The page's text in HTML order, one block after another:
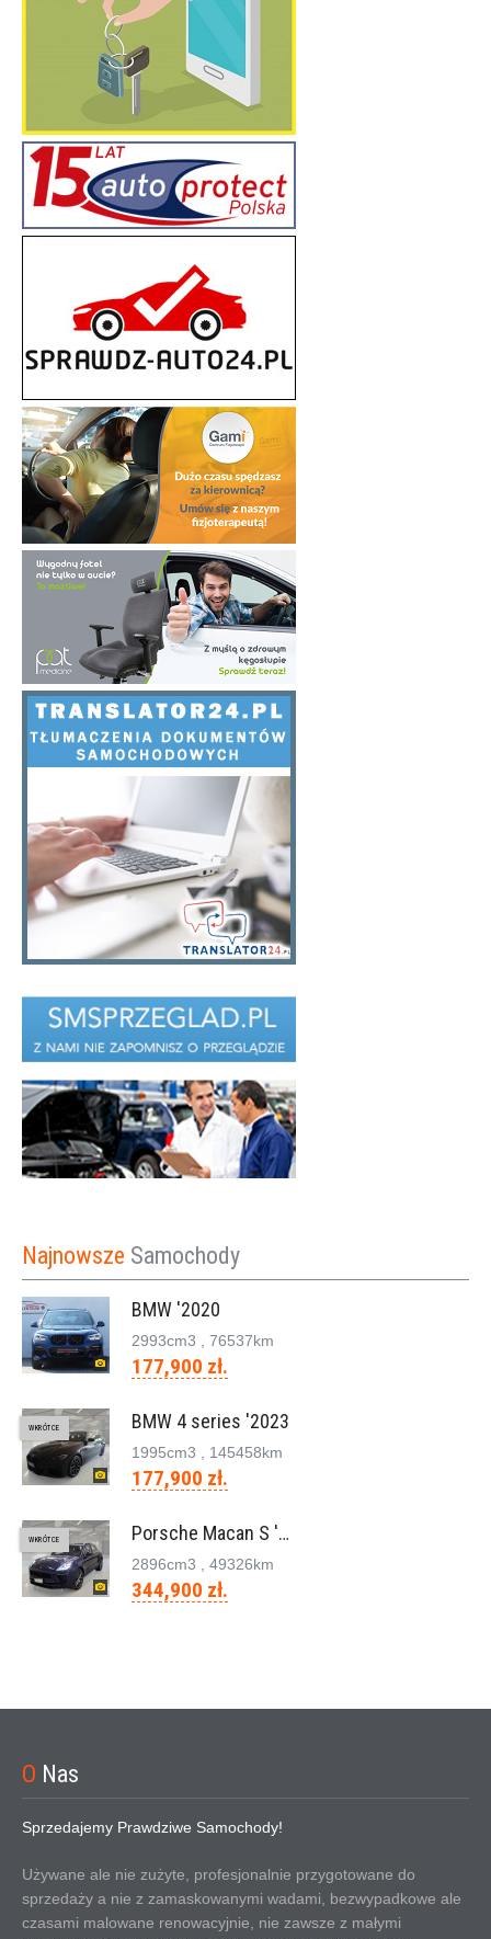
Najnowsze Samochody
BMW '2020
2993cm3 , 76537km
177,900 zł.
WKRÓTCE BMW 4 series '2023
1995cm3 , 145458km
177,900 zł.
WKRÓTCE Porsche Macan S '2023
2896cm3 , 49326km
344,900 zł.
O Nas
Sprzedajemy Prawdziwe Samochody!
Używane ale nie zużyte, profesjonalnie przygotowane do
sprzedaży a nie z zamaskowanymi wadami, bezwypadkowe ale
czasami malowane renowacyjnie, nie zawsze z małymi